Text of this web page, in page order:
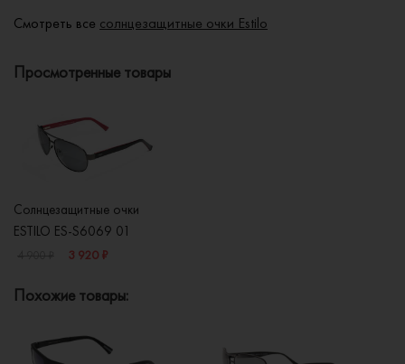
Смотреть все солнцезащитные очки Estilo
Просмотренные товары
Солнцезащитные очки
ESTILO ES-S6069 01
3 920 ₽
Похожие товары: